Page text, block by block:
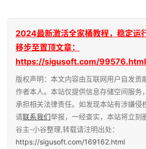
2024最新激活全家桶教程，稳定运
移步至置顶文章：
https://sigusoft.com/99576.html
版权声明：本文内容由互联网用户自发贡
作者本人。本站仅提供信息存储空间服务
承担相关法律责任。如发现本站有涉嫌侵
请联系我们举报，一经查实，本站将立刻
谷主-小谷整理,转载请注明出处：
https://sigusoft.com/169162.html